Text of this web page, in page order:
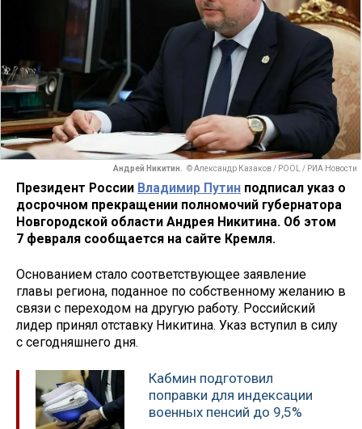
Андрей Никитин. © Александр Казаков / POOL / РИА Новости
Президент России Владимир Путин подписал указ о
досрочном прекращении полномочий губернатора
Новгородской области Андрея Никитина. Об этом
7 февраля сообщается на сайте Кремля.
Основанием стало соответствующее заявление
главы региона, поданное по собственному желанию в
связи с переходом на другую работу. Российский
лидер принял отставку Никитина. Указ вступил в силу
с сегодняшнего дня.
Кабмин подготовил
поправки для индексации
военных пенсий до 9,5%